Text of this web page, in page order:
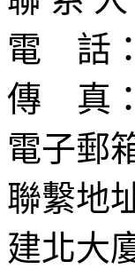
電
話：
傳
真：
電子郵
聯繫地
建北大